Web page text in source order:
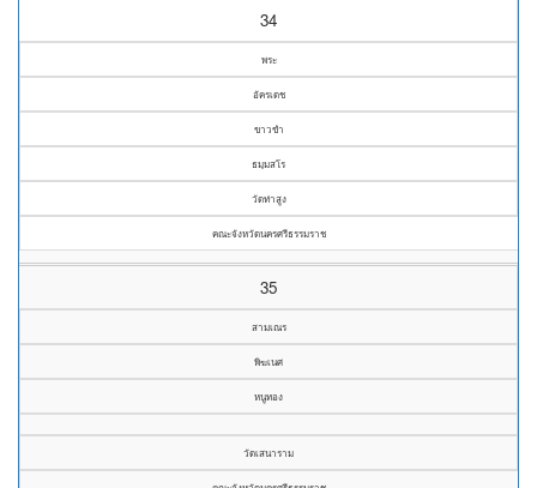
34
พระ
อัครเดช
ขาวขำ
ธมฺมสโร
วัดท่าสูง
คณะจังหวัดนครศรีธรรมราช
35
สามเณร
พิฆเนศ
หนูทอง
วัดเสนาราม